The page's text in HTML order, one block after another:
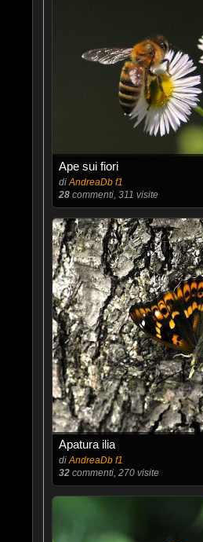
Ape sui fiori
diAndreaDb f1
28commenti, 311 visite
Apatura ilia
diAndreaDb f1
32commenti, 270 visite